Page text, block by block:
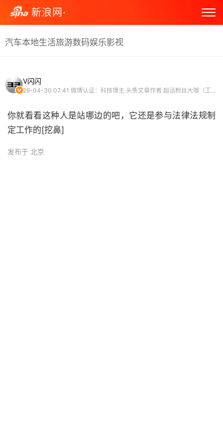
新浪网·
汽车本地生活旅游数码娱乐影视
V闪闪
26-04-30 07:41 微博认证：科技博主 头条文章作者 超话粉丝大咖（工业化与复兴超话） 微博原创视频博主
你就看看这种人是站哪边的吧，它还是参与法律法规制
定工作的[挖鼻]
发布于 北京